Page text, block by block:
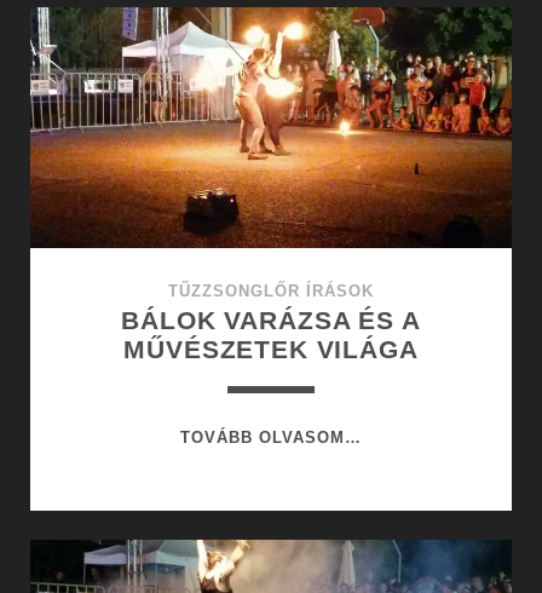
ÉS
MŰVÉSZETEK
VILÁGÁBAN
TŰZZSONGLŐR ÍRÁSOK
BÁLOK VARÁZSA ÉS A
MŰVÉSZETEK VILÁGA
TOVÁBB OLVASOM…
MŰVÉSZETEK
VILÁGA